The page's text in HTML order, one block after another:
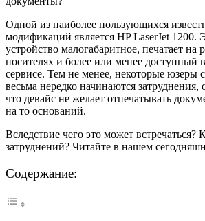
Одной из наиболее пользующихся
модификаций является HP LaserJet 1200.
устройство малогабаритное, печатает на
носителях и более или менее доступный
сервисе. Тем не менее, некоторые юзеры
весьма нередко начинаются
что девайс не желает отпечатывать
на то оснований.
Вследствие чего это может встречаться?
затруднений? Читайте в нашем
Содержание: